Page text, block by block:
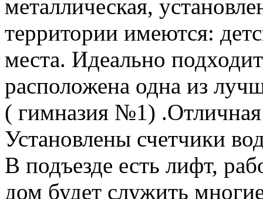
металлическая,
территории имеются:
места. Идеально
расположена одна из
( гимназия №1)
Установлены счетчики
В подъезде есть лифт,
дом будет служить